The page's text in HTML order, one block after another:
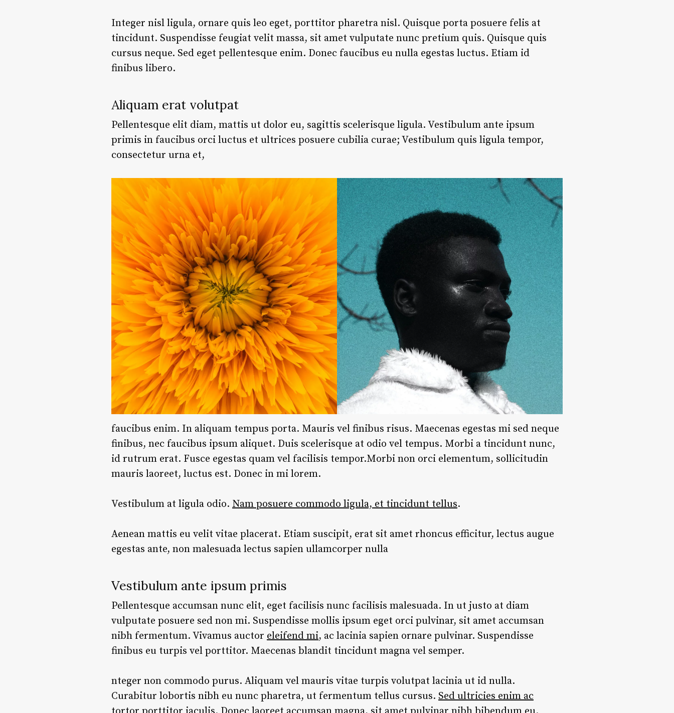
Integer nisl ligula, ornare quis leo eget, porttitor pharetra nisl. Quisque porta posuere felis at
tincidunt. Suspendisse feugiat velit massa, sit amet vulputate nunc pretium quis. Quisque quis
cursus neque. Sed eget pellentesque enim. Donec faucibus eu nulla egestas luctus. Etiam id
finibus libero.
Aliquam erat volutpat
Pellentesque elit diam, mattis ut dolor eu, sagittis scelerisque ligula. Vestibulum ante ipsum
primis in faucibus orci luctus et ultrices posuere cubilia curae; Vestibulum quis ligula tempor,
consectetur urna et,
faucibus enim. In aliquam tempus porta. Mauris vel finibus risus. Maecenas egestas mi sed neque
finibus, nec faucibus ipsum aliquet. Duis scelerisque at odio vel tempus. Morbi a tincidunt nunc,
id rutrum erat. Fusce egestas quam vel facilisis tempor.Morbi non orci elementum, sollicitudin
mauris laoreet, luctus est. Donec in mi lorem.
Vestibulum at ligula odio. Nam posuere commodo ligula, et tincidunt tellus.
Aenean mattis eu velit vitae placerat. Etiam suscipit, erat sit amet rhoncus efficitur, lectus augue
egestas ante, non malesuada lectus sapien ullamcorper nulla
Vestibulum ante ipsum primis
Pellentesque accumsan nunc elit, eget facilisis nunc facilisis malesuada. In ut justo at diam
vulputate posuere sed non mi. Suspendisse mollis ipsum eget orci pulvinar, sit amet accumsan
nibh fermentum. Vivamus auctor eleifend mi, ac lacinia sapien ornare pulvinar. Suspendisse
finibus eu turpis vel porttitor. Maecenas blandit tincidunt magna vel semper.
nteger non commodo purus. Aliquam vel mauris vitae turpis volutpat lacinia ut id nulla.
Curabitur lobortis nibh eu nunc pharetra, ut fermentum tellus cursus. Sed ultricies enim ac